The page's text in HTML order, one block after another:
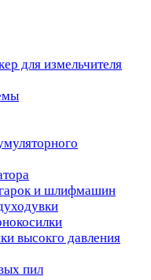
для измельчителя
и шлифмашин
высокго давления
пил